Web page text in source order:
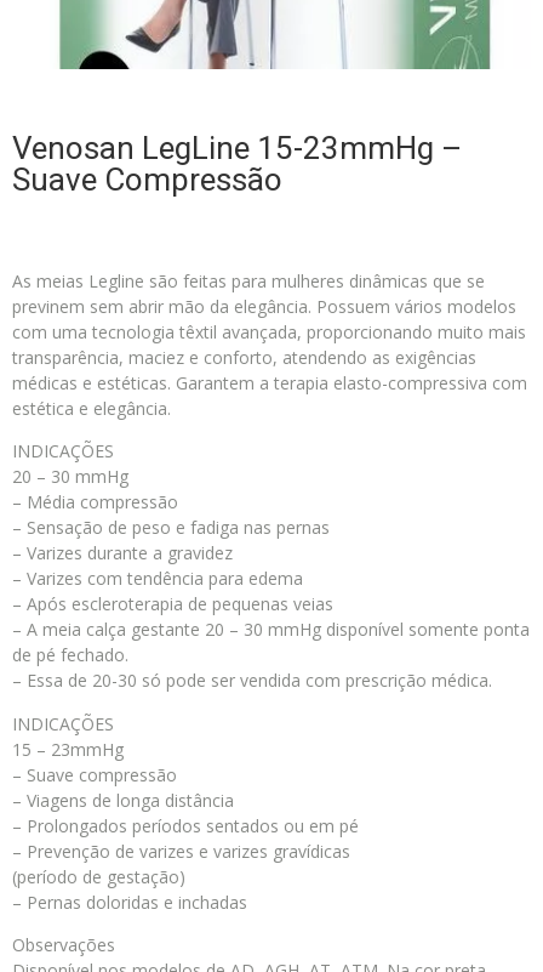
Venosan LegLine 15-23mmHg –
Suave Compressão
As meias Legline são feitas para mulheres dinâmicas que se
previnem sem abrir mão da elegância. Possuem vários modelos
com uma tecnologia têxtil avançada, proporcionando muito mais
transparência, maciez e conforto, atendendo as exigências
médicas e estéticas. Garantem a terapia elasto-compressiva com
estética e elegância.
INDICAÇÕES
20 – 30 mmHg
– Média compressão
– Sensação de peso e fadiga nas pernas
– Varizes durante a gravidez
– Varizes com tendência para edema
– Após escleroterapia de pequenas veias
– A meia calça gestante 20 – 30 mmHg disponível somente ponta
de pé fechado.
– Essa de 20-30 só pode ser vendida com prescrição médica.
INDICAÇÕES
15 – 23mmHg
– Suave compressão
– Viagens de longa distância
– Prolongados períodos sentados ou em pé
– Prevenção de varizes e varizes gravídicas
(período de gestação)
– Pernas doloridas e inchadas
Observações